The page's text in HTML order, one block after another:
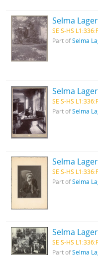
SE S-HS
Part ofSelma
SE S-HS
Part ofSelma
SE S-HS
Part ofSelma
SE S-HS
Part ofSelma